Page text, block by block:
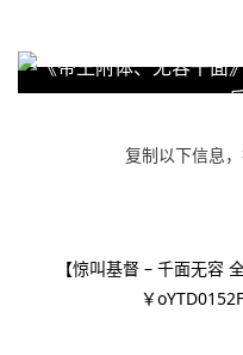
复制以下信息
【惊叫基督 – 千面无容
￥